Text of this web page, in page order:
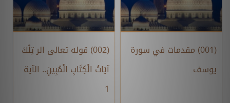
(001) مقدمات في سورة
يوسف
(002) قوله تعالى الر تِلْكَ
آيَاتُ الْكِتَابِ الْمُبِينِ.. الآية
1